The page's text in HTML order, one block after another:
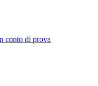
conto di prova